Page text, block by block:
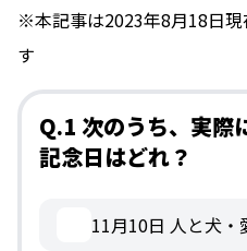
※本記事は2023年8月18日
す
Q.1 次のうち、実際
記念日はどれ？
11月10日 人と犬・